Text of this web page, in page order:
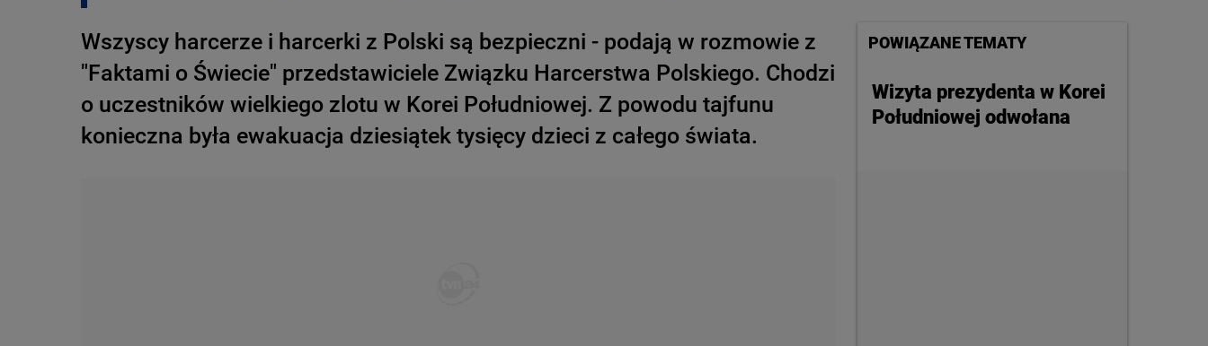
Wszyscy harcerze i harcerki z Polski są bezpieczni - podają w rozmowie z
"Faktami o Świecie" przedstawiciele Związku Harcerstwa Polskiego. Chodzi
o uczestników wielkiego zlotu w Korei Południowej. Z powodu tajfunu
konieczna była ewakuacja dziesiątek tysięcy dzieci z całego świata.
POWIĄZANE TEMATY
Wizyta prezydenta w Korei
Południowej odwołana